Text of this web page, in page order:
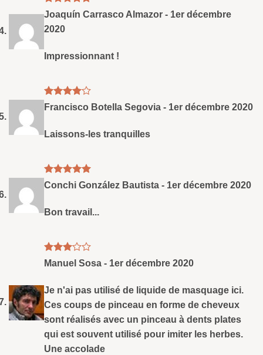
Note5sud
Joaquín Carrasco Almazor - 1er décembre
2020
Impressionnant !
Note4
Francisco Botella Segovia - 1er décembre 2020
Laissons-les tranquilles
Note5sud
Conchi González Bautista - 1er décembre 2020
Bon travail...
Note3
Manuel Sosa - 1er décembre 2020
Je n'ai pas utilisé de liquide de masquage ici.
Ces coups de pinceau en forme de cheveux
sont réalisés avec un pinceau à dents plates
qui est souvent utilisé pour imiter les herbes.
Une accolade